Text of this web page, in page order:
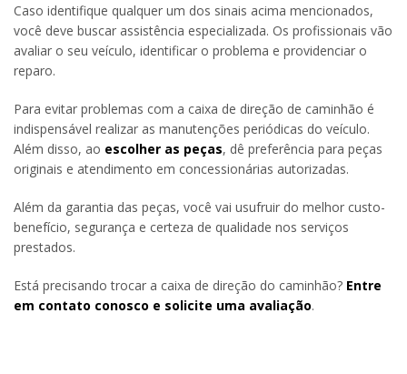
Caso identifique qualquer um dos sinais acima mencionados,
você deve buscar assistência especializada. Os profissionais vão
avaliar o seu veículo, identificar o problema e providenciar o
reparo.
Para evitar problemas com a caixa de direção de caminhão é
indispensável realizar as manutenções periódicas do veículo.
Além disso, ao escolher as peças, dê preferência para peças
originais e atendimento em concessionárias autorizadas.
Além da garantia das peças, você vai usufruir do melhor custo-
benefício, segurança e certeza de qualidade nos serviços
prestados.
Está precisando trocar a caixa de direção do caminhão? Entre
em contato conosco e solicite uma avaliação.